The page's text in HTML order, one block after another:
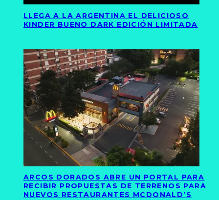
LLEGA A LA ARGENTINA EL DELICIOSO
KINDER BUENO DARK EDICIÓN LIMITADA
ARCOS DORADOS ABRE UN PORTAL PARA
RECIBIR PROPUESTAS DE TERRENOS PARA
NUEVOS RESTAURANTES MCDONALD’S